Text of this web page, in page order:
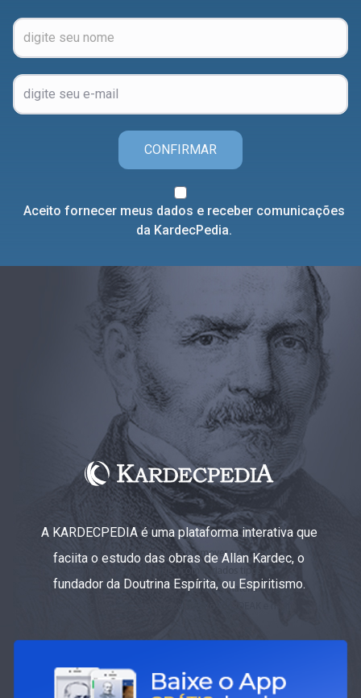
CONFIRMAR
Aceito fornecer meus dados e receber comunicações
da KardecPedia.
A KARDECPEDIA é uma plataforma interativa que
faciita o estudo das obras de Allan Kardec, o
fundador da Doutrina Espírita, ou Espiritismo.